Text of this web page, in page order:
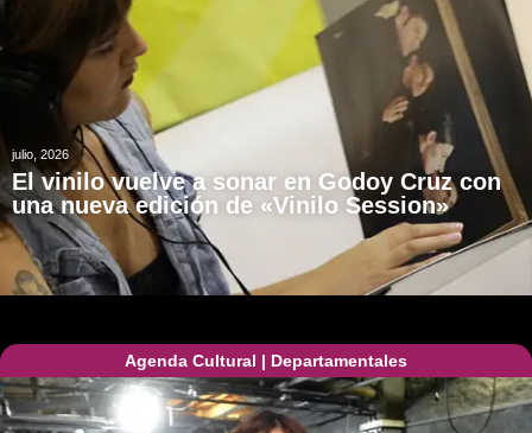
julio, 2026
El vinilo vuelve a sonar en Godoy Cruz con
una nueva edición de «Vinilo Session»
Agenda Cultural | Departamentales